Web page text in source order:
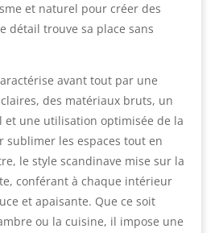
et naturel pour créer des
détail trouve sa place sans
avant tout par une
des matériaux bruts, un
une utilisation optimisée de la
sublimer les espaces tout en
le style scandinave mise sur la
conférant à chaque intérieur
et apaisante. Que ce soit
ou la cuisine, il impose une